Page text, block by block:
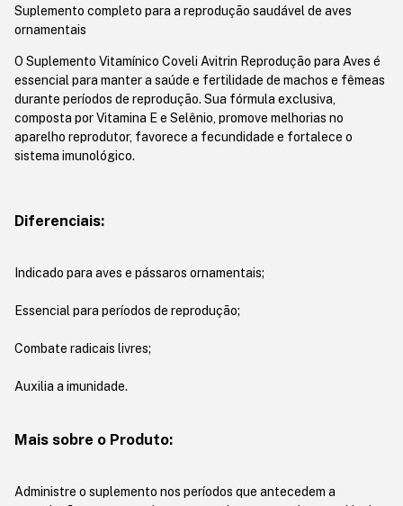
Suplemento completo para a reprodução saudável de aves
ornamentais
O Suplemento Vitamínico Coveli Avitrin Reprodução para Aves é
essencial para manter a saúde e fertilidade de machos e fêmeas
durante períodos de reprodução. Sua fórmula exclusiva,
composta por Vitamina E e Selênio, promove melhorias no
aparelho reprodutor, favorece a fecundidade e fortalece o
sistema imunológico.
Diferenciais:
Indicado para aves e pássaros ornamentais;
Essencial para períodos de reprodução;
Combate radicais livres;
Auxilia a imunidade.
Mais sobre o Produto:
Administre o suplemento nos períodos que antecedem a